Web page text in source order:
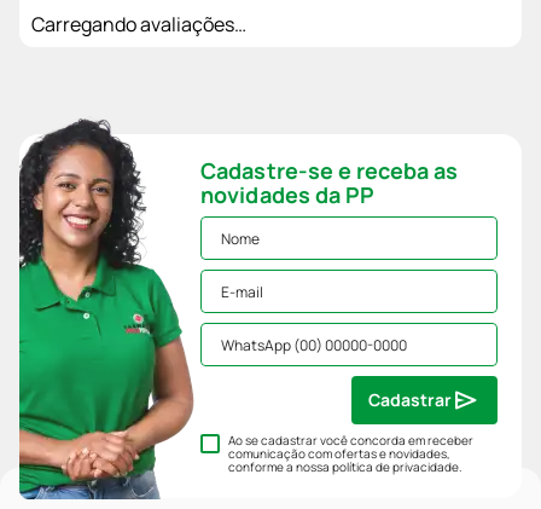
Carregando avaliações…
Cadastre-se e receba as
novidades da PP
Ao se cadastrar você concorda em receber
comunicação com ofertas e novidades,
conforme a nossapolítica de privacidade.
Cadastrar